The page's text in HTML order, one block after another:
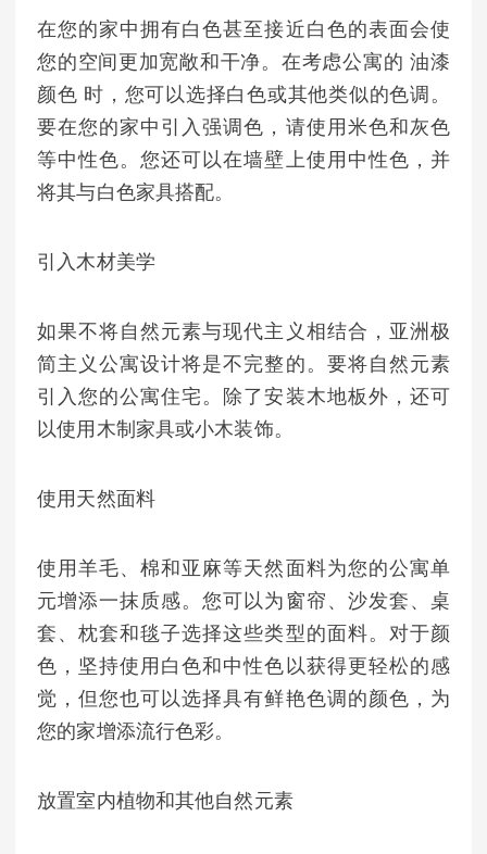
在您的家中拥有白色甚至接近白色的表面会使
您的空间更加宽敞和干净。在考虑公寓的 油漆
颜色 时，您可以选择白色或其他类似的色调。
要在您的家中引入强调色，请使用米色和灰色
等中性色。您还可以在墙壁上使用中性色，并
将其与白色家具搭配。
引入木材美学
如果不将自然元素与现代主义相结合，亚洲极
简主义公寓设计将是不完整的。要将自然元素
引入您的公寓住宅。除了安装木地板外，还可
以使用木制家具或小木装饰。
使用天然面料
使用羊毛、棉和亚麻等天然面料为您的公寓单
元增添一抹质感。您可以为窗帘、沙发套、桌
套、枕套和毯子选择这些类型的面料。对于颜
色，坚持使用白色和中性色以获得更轻松的感
觉，但您也可以选择具有鲜艳色调的颜色，为
您的家增添流行色彩。
放置室内植物和其他自然元素